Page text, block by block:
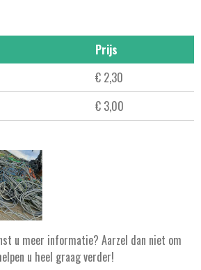
Prijs
€ 2,30
€ 3,00
u meer informatie? Aarzel dan niet om
u heel graag verder!